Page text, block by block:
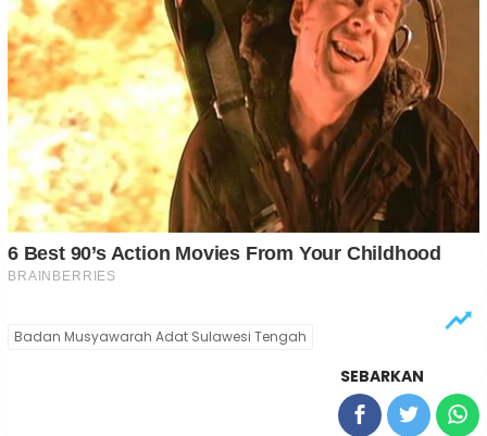
Badan Musyawarah Adat Sulawesi Tengah
SEBARKAN